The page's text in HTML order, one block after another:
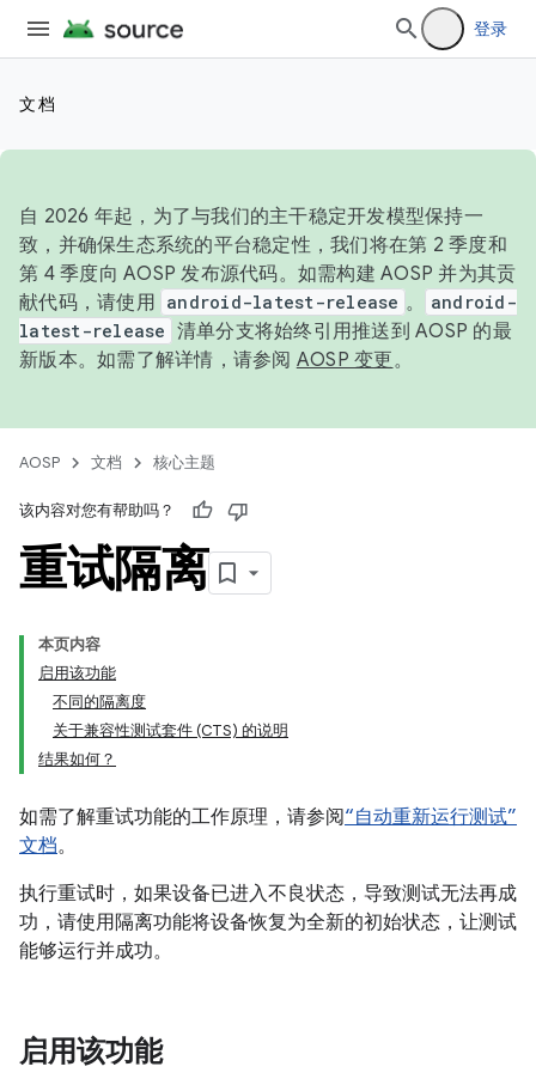
登录
文档
自 2026 年起，为了与我们的主干稳定开发模型保持一
致，并确保生态系统的平台稳定性，我们将在第 2 季度和
第 4 季度向 AOSP 发布源代码。如需构建 AOSP 并为其贡
献代码，请使用 android-latest-release 。
android-
latest-release 清单分支将始终引用推送到 AOSP 的最
新版本。如需了解详情，请参阅 AOSP 变更。
AOSP 文档 核心主题
该内容对您有帮助吗？
重试隔离
本页内容
启用该功能
不同的隔离度
关于兼容性测试套件 (CTS) 的说明
结果如何？
如需了解重试功能的工作原理，请参阅“自动重新运行测试”
文档。
执行重试时，如果设备已进入不良状态，导致测试无法再成
功，请使用隔离功能将设备恢复为全新的初始状态，让测试
能够运行并成功。
启用该功能